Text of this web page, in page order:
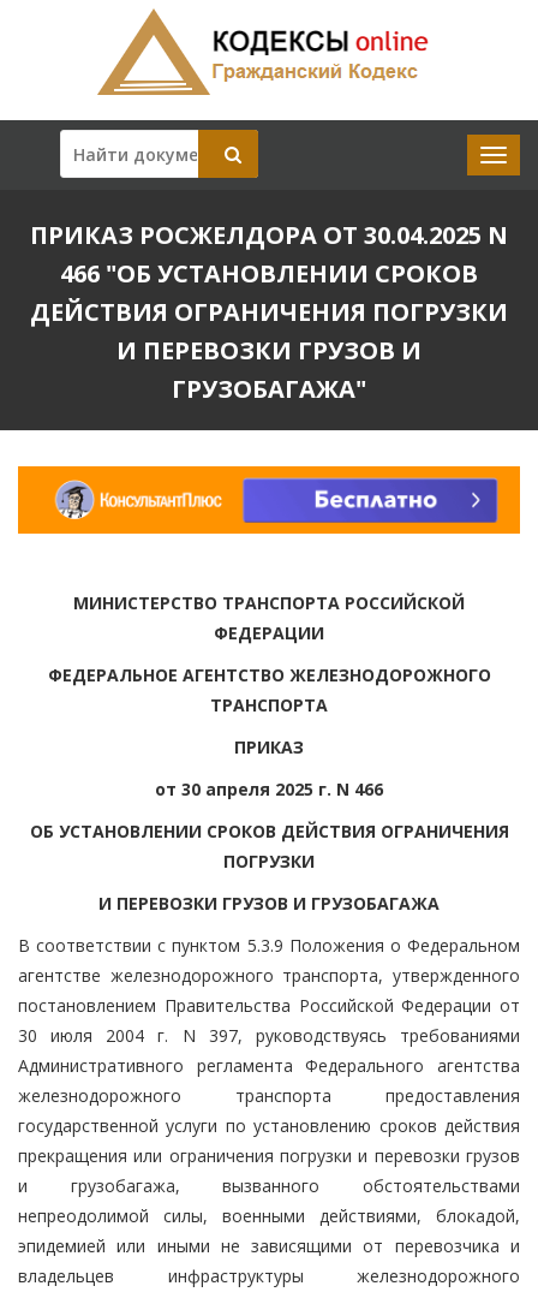
ПРИКАЗ РОСЖЕЛДОРА ОТ 30.04.2025 N
466 "ОБ УСТАНОВЛЕНИИ СРОКОВ
ДЕЙСТВИЯ ОГРАНИЧЕНИЯ ПОГРУЗКИ
И ПЕРЕВОЗКИ ГРУЗОВ И
ГРУЗОБАГАЖА"
МИНИСТЕРСТВО ТРАНСПОРТА РОССИЙСКОЙ
ФЕДЕРАЦИИ
ФЕДЕРАЛЬНОЕ АГЕНТСТВО ЖЕЛЕЗНОДОРОЖНОГО
ТРАНСПОРТА
ПРИКАЗ
от 30 апреля 2025 г. N 466
ОБ УСТАНОВЛЕНИИ СРОКОВ ДЕЙСТВИЯ ОГРАНИЧЕНИЯ
ПОГРУЗКИ
И ПЕРЕВОЗКИ ГРУЗОВ И ГРУЗОБАГАЖА
В соответствии с пунктом 5.3.9 Положения о Федеральном
агентстве железнодорожного транспорта, утвержденного
постановлением Правительства Российской Федерации от
30 июля 2004 г. N 397, руководствуясь требованиями
Административного регламента Федерального агентства
железнодорожного транспорта предоставления
государственной услуги по установлению сроков действия
прекращения или ограничения погрузки и перевозки грузов
и грузобагажа, вызванного обстоятельствами
непреодолимой силы, военными действиями, блокадой,
эпидемией или иными не зависящими от перевозчика и
владельцев инфраструктуры железнодорожного